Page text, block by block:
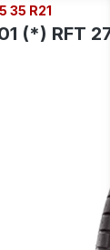
35 R21
(*) RFT